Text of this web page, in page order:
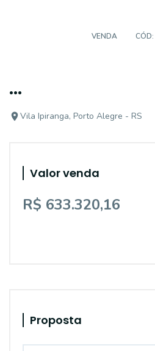
VENDA CÓD:
...
Vila Ipiranga, Porto Alegre - RS
Valor venda
R$ 633.320,16
Proposta